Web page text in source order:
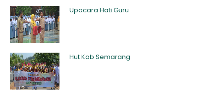
Upacara Hati Guru
Hut Kab Semarang